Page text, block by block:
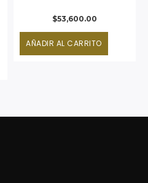
$53,600.00
AÑADIR AL CARRITO